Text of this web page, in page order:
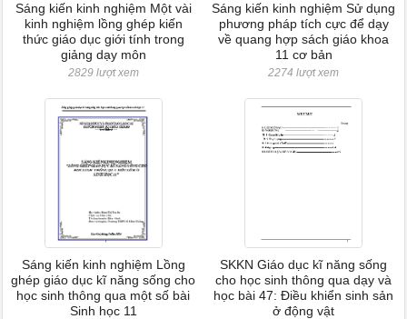
Sáng kiến kinh nghiệm Một vài
kinh nghiệm lồng ghép kiến
thức giáo dục giới tính trong
giảng dạy môn
2829 lượt xem
Sáng kiến kinh nghiệm Sử dụng
phương pháp tích cực để dạy
về quang hợp sách giáo khoa
11 cơ bản
2274 lượt xem
Sáng kiến kinh nghiệm Lồng
ghép giáo dục kĩ năng sống cho
học sinh thông qua một số bài
Sinh học 11
SKKN Giáo dục kĩ năng sống
cho học sinh thông qua dạy và
học bài 47: Điều khiển sinh sản
ở động vật